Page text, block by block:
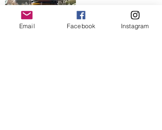
Email Facebook Instagram